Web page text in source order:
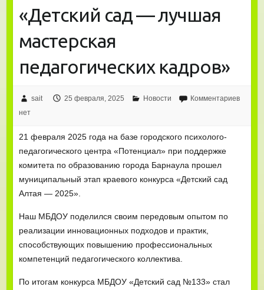
«Детский сад — лучшая
мастерская
педагогических кадров»
sait 25 февраля, 2025 Новости
Комментариев
нет
21 февраля 2025 года на базе городского психолого-
педагогического центра «Потенциал» при поддержке
комитета по образованию города Барнаула прошел
муниципальный этап краевого конкурса «Детский сад
Алтая — 2025».
Наш МБДОУ поделился своим передовым опытом по
реализации инновационных подходов и практик,
способствующих повышению профессиональных
компетенций педагогического коллектива.
По итогам конкурса МБДОУ «Детский сад №133» стал